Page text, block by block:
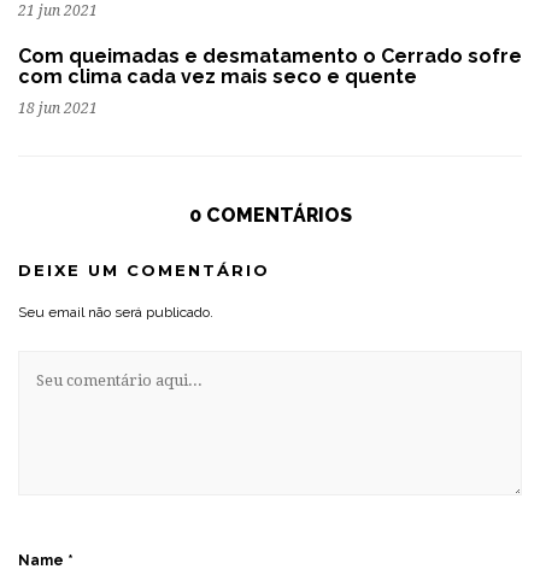
21 jun 2021
Com queimadas e desmatamento o Cerrado sofre
com clima cada vez mais seco e quente
18 jun 2021
0 COMENTÁRIOS
DEIXE UM COMENTÁRIO
Seu email não será publicado.
Name *